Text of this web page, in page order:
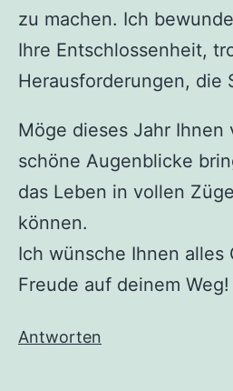
zu machen. Ich
Ihre Entschlossenheit,
Herausforderungen, die
Möge dieses Jahr Ihnen
schöne Augenblicke
das Leben in vollen
können.
Ich wünsche Ihnen alles
Freude auf deinem Weg!
Antworten